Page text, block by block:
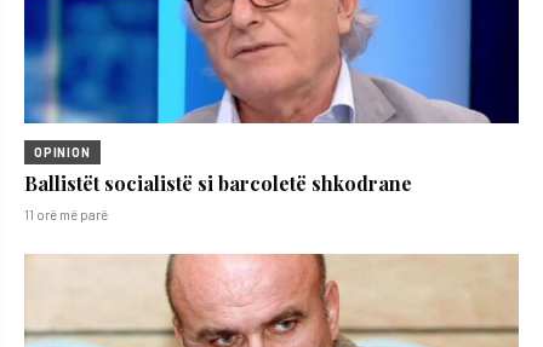
OPINION
Ballistët socialistë si barcoletë shkodrane
11 orë më parë